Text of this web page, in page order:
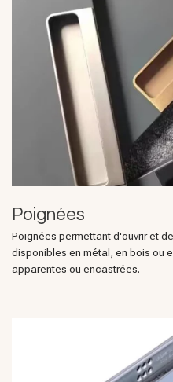
Poignées
Poignées permettant d'ouvrir et
disponibles en métal, en bois ou
apparentes ou encastrées.